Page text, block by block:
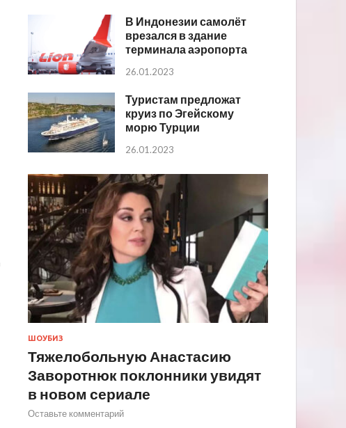
В Индонезии самолёт
врезался в здание
терминала аэропорта
26.01.2023
Туристам предложат
круиз по Эгейскому
морю Турции
26.01.2023
ШОУБИЗ
Тяжелобольную Анастасию
Заворотнюк поклонники увидят
в новом сериале
Оставьте комментарий